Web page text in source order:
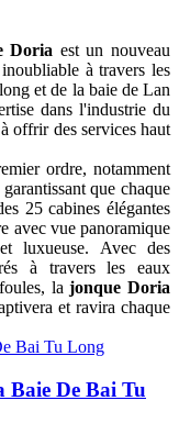
Doria est un nouveau
à travers les
et de la baie de Lan
dans l'industrie du
offrir des services haut
ordre, notamment
que chaque
25 cabines élégantes
avec vue panoramique
luxueuse. Avec des
à travers les eaux
lajonque Doria
et ravira chaque
Baie De Bai Tu